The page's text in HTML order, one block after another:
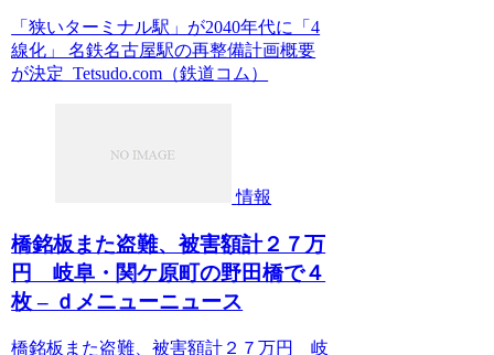
「狭いターミナル駅」が2040年代に「4
線化」 名鉄名古屋駅の再整備計画概要
が決定 Tetsudo.com（鉄道コム）
情報
橋銘板また盗難、被害額計２７万
円 岐阜・関ケ原町の野田橋で４
枚 – ｄメニューニュース
橋銘板また盗難、被害額計２７万円 岐